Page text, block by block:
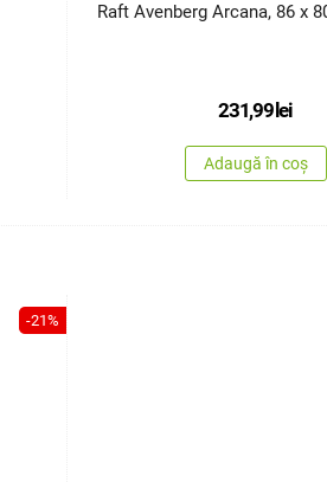
Raft Avenberg Arcana, 86 x
231,99lei
Adaugă în coș
-21%